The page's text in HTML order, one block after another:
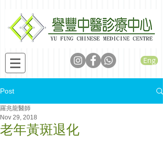
Eng
Post
老年黃斑退化
羅兆龍醫師
Nov 29, 2018